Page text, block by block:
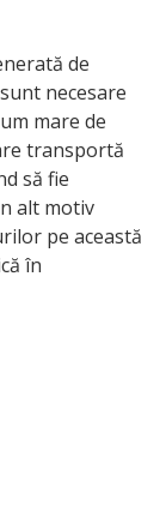
de
necesare
mare de
transportă
să fie
alt motiv
pe această
în